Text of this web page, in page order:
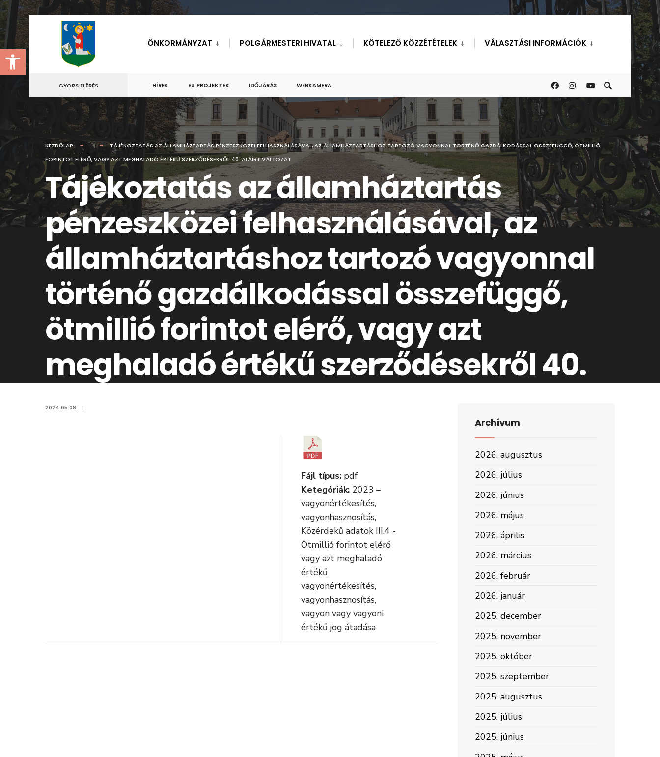
Eszköztár megnyitása
content
ÖNKORMÁNYZAT POLGÁRMESTERI HIVATAL KÖTELEZŐ KÖZZÉTÉTELEK VÁLASZTÁSI INFORMÁCIÓK
GYORS ELÉRÉS HÍREK EU PROJEKTEK IDŐJÁRÁS WEBKAMERA
KEZDŐLAP
TÁJÉKOZTATÁS AZ ÁLLAMHÁZTARTÁS PÉNZESZKÖZEI FELHASZNÁLÁSÁVAL, AZ ÁLLAMHÁZTARTÁSHOZ TARTOZÓ VAGYONNAL TÖRTÉNŐ GAZDÁLKODÁSSAL ÖSSZEFÜGGŐ, ÖTMILLIÓ
FORINTOT ELÉRŐ, VAGY AZT MEGHALADÓ ÉRTÉKŰ SZERZŐDÉSEKRŐL 40. ALÁÍRT VÁLTOZAT
Tájékoztatás az államháztartás
pénzeszközei felhasználásával, az
államháztartáshoz tartozó vagyonnal
történő gazdálkodással összefüggő,
ötmillió forintot elérő, vagy azt
meghaladó értékű szerződésekről 40.
Aláírt változat
2024.05.08. |
Fájl típus: pdf
Ketegóriák: 2023 –
vagyonértékesítés,
vagyonhasznosítás,
Közérdekű adatok III.4 -
Ötmillió forintot elérő
vagy azt meghaladó
értékű
vagyonértékesítés,
vagyonhasznosítás,
vagyon vagy vagyoni
értékű jog átadása
Archívum
2026. augusztus
2026. július
2026. június
2026. május
2026. április
2026. március
2026. február
2026. január
2025. december
2025. november
2025. október
2025. szeptember
2025. augusztus
2025. július
2025. június